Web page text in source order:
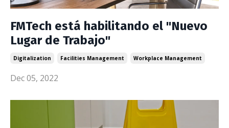
FMTech está habilitando el "Nuevo
Lugar de Trabajo"
Digitalization Facilities Management Workplace Management
Dec 05, 2022